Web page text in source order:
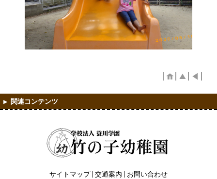
サイトマップ 交通案内 お問い合わせ